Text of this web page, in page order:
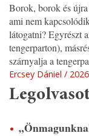
Borok, borok és
ami nem
látogatni? Egyrészt
tengerparton),
szárnyalja a
Ercsey Dániel